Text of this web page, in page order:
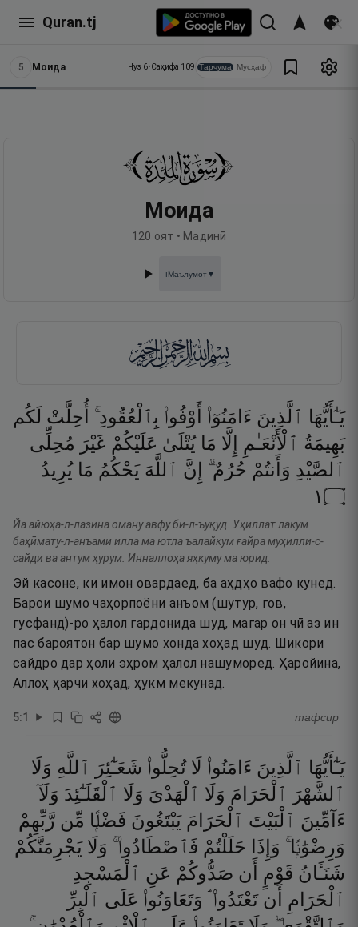
Quran.tj
5 Моида Ҷуз 6•Саҳифа 109 Тарҷума Мусҳаф
Моида
120 оят • Мадинӣ
ℹ️Маълумот▼
يَـٰٓأَيُّهَا ٱلَّذِينَ ءَامَنُوٓا۟ أَوْفُوا۟ بِٱلْعُقُودِ ۚ أُحِلَّتْ لَكُم
بَهِيمَةُ ٱلْأَنْعَـٰمِ إِلَّا مَا يُتْلَىٰ عَلَيْكُمْ غَيْرَ مُحِلِّى
ٱلصَّيْدِ وَأَنتُمْ حُرُمٌ ۗ إِنَّ ٱللَّهَ يَحْكُمُ مَا يُرِيدُ
۝١
Йа айюҳа-л-лазина оману авфу би-л-ъуқуд. Уҳиллат лакум
баҳӣмату-л-анъами илла ма ютла ъалайкум ғайра муҳилли-с-
сайди ва антум ҳурум. Инналлоҳа яҳкуму ма юрид.
Эй касоне, ки имон овардаед, ба аҳдҳо вафо кунед.
Барои шумо чаҳорпоёни анъом (шутур, гов,
гусфанд)-ро ҳалол гардонида шуд, магар он чӣ аз ин
пас бароятон бар шумо хонда хоҳад шуд. Шикори
сайдро дар ҳоли эҳром ҳалол нашуморед. Ҳаройина,
Аллоҳ ҳарчи хоҳад, ҳукм мекунад.
5:1 тафсир
يَـٰٓأَيُّهَا ٱلَّذِينَ ءَامَنُوا۟ لَا تُحِلُّوا۟ شَعَـٰٓئِرَ ٱللَّهِ وَلَا
ٱلشَّهْرَ ٱلْحَرَامَ وَلَا ٱلْهَدْىَ وَلَا ٱلْقَلَـٰٓئِدَ وَلَآ
ءَآمِّينَ ٱلْبَيْتَ ٱلْحَرَامَ يَبْتَغُونَ فَضْلًۭا مِّن رَّبِّهِمْ
وَرِضْوَٰنًۭا ۚ وَإِذَا حَلَلْتُمْ فَٱصْطَادُوا۟ ۚ وَلَا يَجْرِمَنَّكُمْ
شَنَـَٔانُ قَوْمٍ أَن صَدُّوكُمْ عَنِ ٱلْمَسْجِدِ
ٱلْحَرَامِ
أَن تَعْتَدُوا۟ ۘ وَتَعَاوَنُوا۟ عَلَى ٱلْبِرِّ